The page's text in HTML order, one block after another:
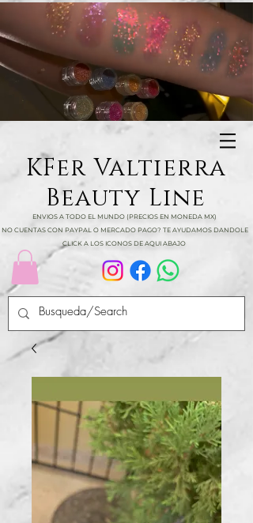
KFer Valtierra
Beauty Line
ENVIOS A TODO EL MUNDO (PRECIOS EN MONEDA MX)
NO CUENTAS CON PAYPAL O MERCADO PAGO? TE AYUDAMOS DANDOLE
CLICK A LOS ICONOS DE AQUI ABAJO